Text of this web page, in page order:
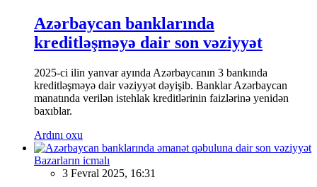
Azərbaycan banklarında
kreditləşməyə dair son vəziyyət
2025-ci ilin yanvar ayında Azərbaycanın 3 bankında
kreditləşməyə dair vəziyyət dəyişib. Banklar Azərbaycan
manatında verilən istehlak kreditlərinin faizlərinə yenidən
baxıblar.
Ardını oxu
Bazarların icmalı
3 Fevral 2025, 16:31